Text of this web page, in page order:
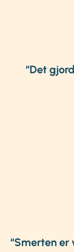
“Det
“Smerten er